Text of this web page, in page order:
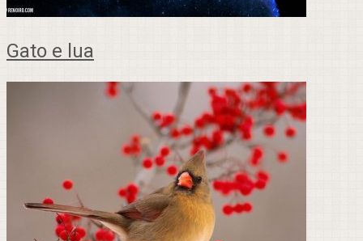
Gato e lua